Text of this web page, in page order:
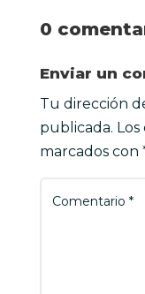
0
Enviar un
Tu dirección
publicada.
marcados con